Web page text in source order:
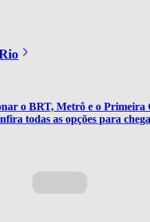
o BRT, Metrô e o Primeira
todas as opções para